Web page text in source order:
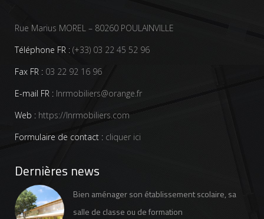
Rue Marius MOREL – 80260 POULAINVILLE
Téléphone FR : (+33) 03 22 45 52 96
Fax FR : 03 22 92 16 96
E-mail FR : lnrmobiliers@orange.fr
Web : https://lnrmobiliers.com
Formulaire de contact : cliquer ici
Dernières news
Bien aménager son établissement scolaire, sa
salle de classe ou de formation